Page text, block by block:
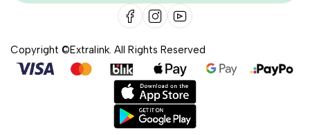
Copyright ©Extralink. All Rights Reserved